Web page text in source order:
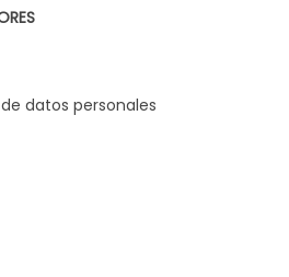
datos personales